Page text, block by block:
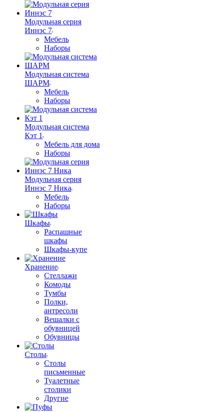
Модульная серия
Иннэс 7
Мебель
Наборы
Модульная система
ШАРМ
Мебель
Наборы
Модульная система
Кэт 1
Мебель для дома
Наборы
Модульная серия
Иннэс 7 Ника
Мебель
Наборы
Шкафы
Распашные
шкафы
Шкафы-купе
Хранение
Стеллажи
Комоды
Тумбы
Полки,
антресоли
Вешалки с
обувницей
Обувницы
Столы
Столы
письменные
Туалетные
столики
Другие